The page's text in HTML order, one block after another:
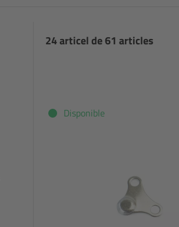
24 articel de 61 articles
Disponible